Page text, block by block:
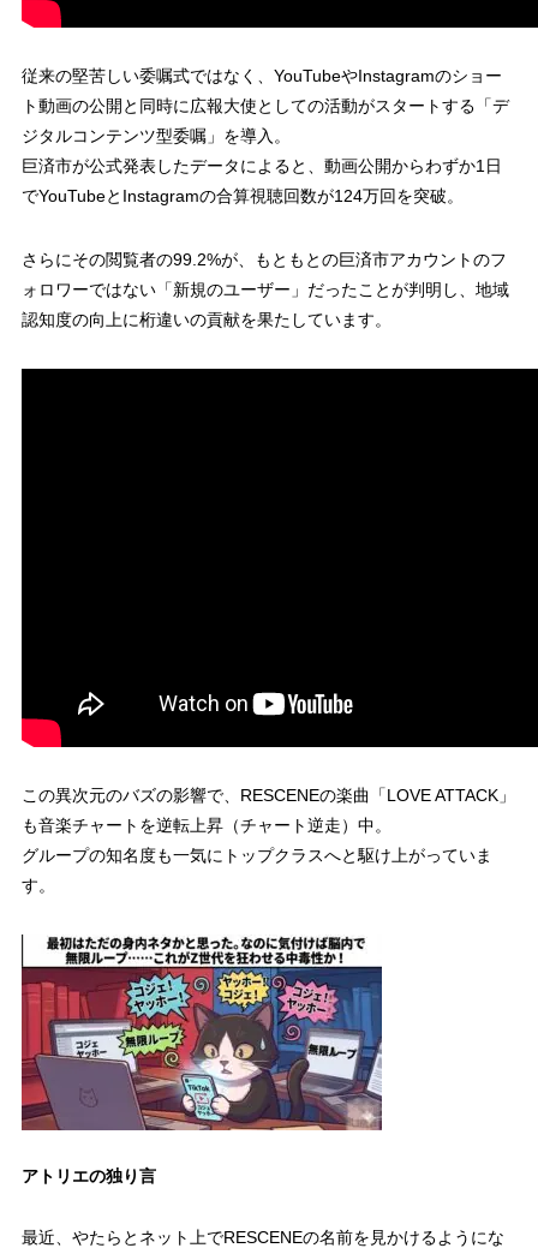
従来の堅苦しい委嘱式ではなく、YouTubeやInstagramのショー
ト動画の公開と同時に広報大使としての活動がスタートする「デ
ジタルコンテンツ型委嘱」を導入。
巨済市が公式発表したデータによると、動画公開からわずか1日
でYouTubeとInstagramの合算視聴回数が124万回を突破。
さらにその閲覧者の99.2%が、もともとの巨済市アカウントのフ
ォロワーではない「新規のユーザー」だったことが判明し、地域
認知度の向上に桁違いの貢献を果たしています。
この異次元のバズの影響で、RESCENEの楽曲「LOVE ATTACK」
も音楽チャートを逆転上昇（チャート逆走）中。
グループの知名度も一気にトップクラスへと駆け上がっていま
す。
アトリエの独り言
最近、やたらとネット上でRESCENEの名前を見かけるようにな